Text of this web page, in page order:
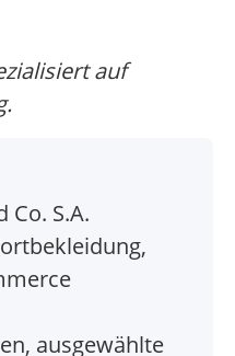
auf
Co. S.A.
ausgewählte